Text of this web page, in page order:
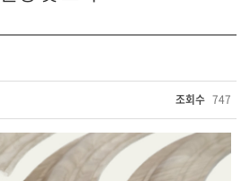
조회수 747